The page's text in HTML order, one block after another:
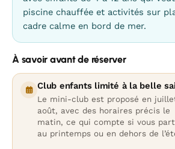
piscine chauffée et activités sur
cadre calme en bord de mer.
À savoir avant de réserver
Club enfants limité à la belle
Le mini-club est proposé en
août, avec des horaires précis le
matin, ce qui compte si vous
au printemps ou en dehors de